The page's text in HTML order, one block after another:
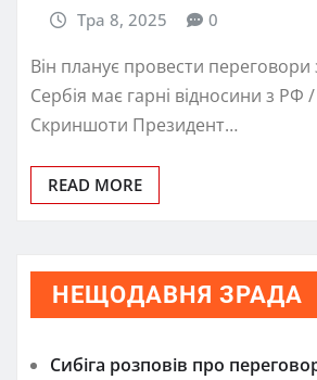
Тра 8, 2025 0
Він планує провести переговори
Сербія має гарні відносини з
Скриншоти Президент…
READ MORE
НЕЩОДАВНЯ ЗРАДА
Сибіга розповів про